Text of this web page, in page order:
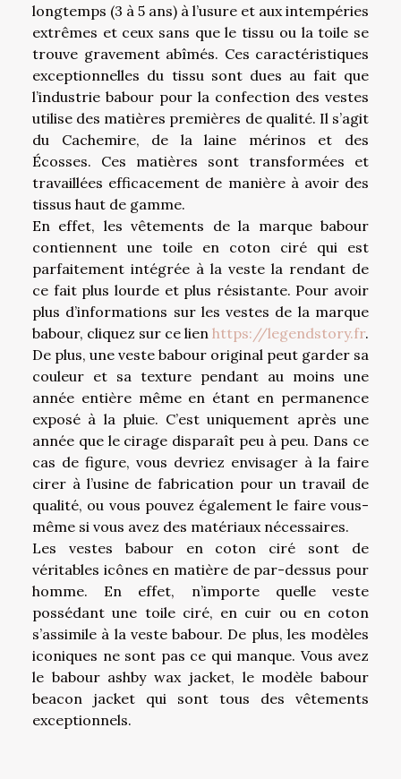
longtemps (3 à 5 ans) à l’usure et aux intempéries
extrêmes et ceux sans que le tissu ou la toile se
trouve gravement abîmés. Ces caractéristiques
exceptionnelles du tissu sont dues au fait que
l’industrie babour pour la confection des vestes
utilise des matières premières de qualité. Il s’agit
du Cachemire, de la laine mérinos et des
Écosses. Ces matières sont transformées et
travaillées efficacement de manière à avoir des
tissus haut de gamme.
En effet, les vêtements de la marque babour
contiennent une toile en coton ciré qui est
parfaitement intégrée à la veste la rendant de
ce fait plus lourde et plus résistante. Pour avoir
plus d’informations sur les vestes de la marque
babour, cliquez sur ce lien https://legendstory.fr.
De plus, une veste babour original peut garder sa
couleur et sa texture pendant au moins une
année entière même en étant en permanence
exposé à la pluie. C’est uniquement après une
année que le cirage disparaît peu à peu. Dans ce
cas de figure, vous devriez envisager à la faire
cirer à l’usine de fabrication pour un travail de
qualité, ou vous pouvez également le faire vous-
même si vous avez des matériaux nécessaires.
Les vestes babour en coton ciré sont de
véritables icônes en matière de par-dessus pour
homme. En effet, n’importe quelle veste
possédant une toile ciré, en cuir ou en coton
s’assimile à la veste babour. De plus, les modèles
iconiques ne sont pas ce qui manque. Vous avez
le babour ashby wax jacket, le modèle babour
beacon jacket qui sont tous des vêtements
exceptionnels.